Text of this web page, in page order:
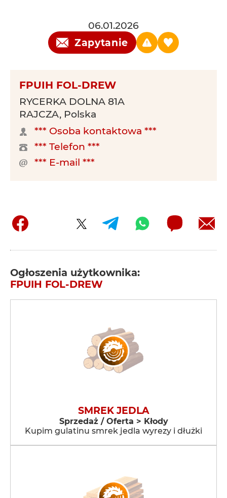
06.01.2026
Zapytanie
FPUIH FOL-DREW
RYCERKA DOLNA 81A
RAJCZA, Polska
*** Osoba kontaktowa ***
*** Telefon ***
*** E-mail ***
Ogłoszenia użytkownika:
FPUIH FOL-DREW
SMREK JEDLA
Sprzedaż / Oferta > Kłody
Kupim gulatinu smrek jedla wyrezy i dłużki